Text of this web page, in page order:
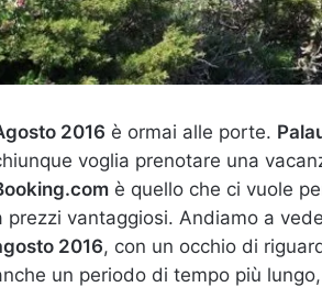
2016 è ormai alle porte.
voglia prenotare una
è quello che ci vuole
prezzi vantaggiosi. Andiamo a
2016, con un occhio di
un periodo di tempo più